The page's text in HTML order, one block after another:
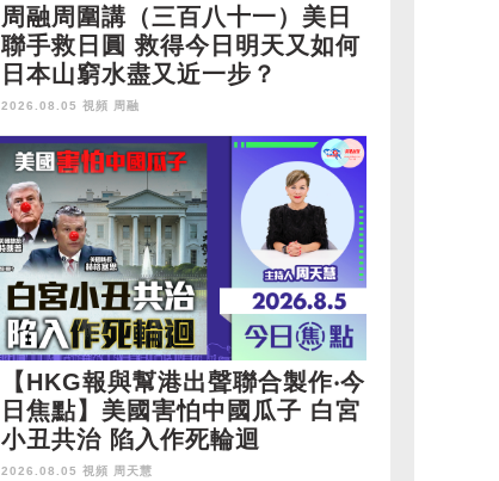
周融周圍講（三百八十一）美日
聯手救日圓 救得今日明天又如何
日本山窮水盡又近一步？
2026.08.05 視頻 周融
【HKG報與幫港出聲聯合製作‧今
日焦點】美國害怕中國瓜子 白宮
小丑共治 陷入作死輪迴
2026.08.05 視頻 周天慧